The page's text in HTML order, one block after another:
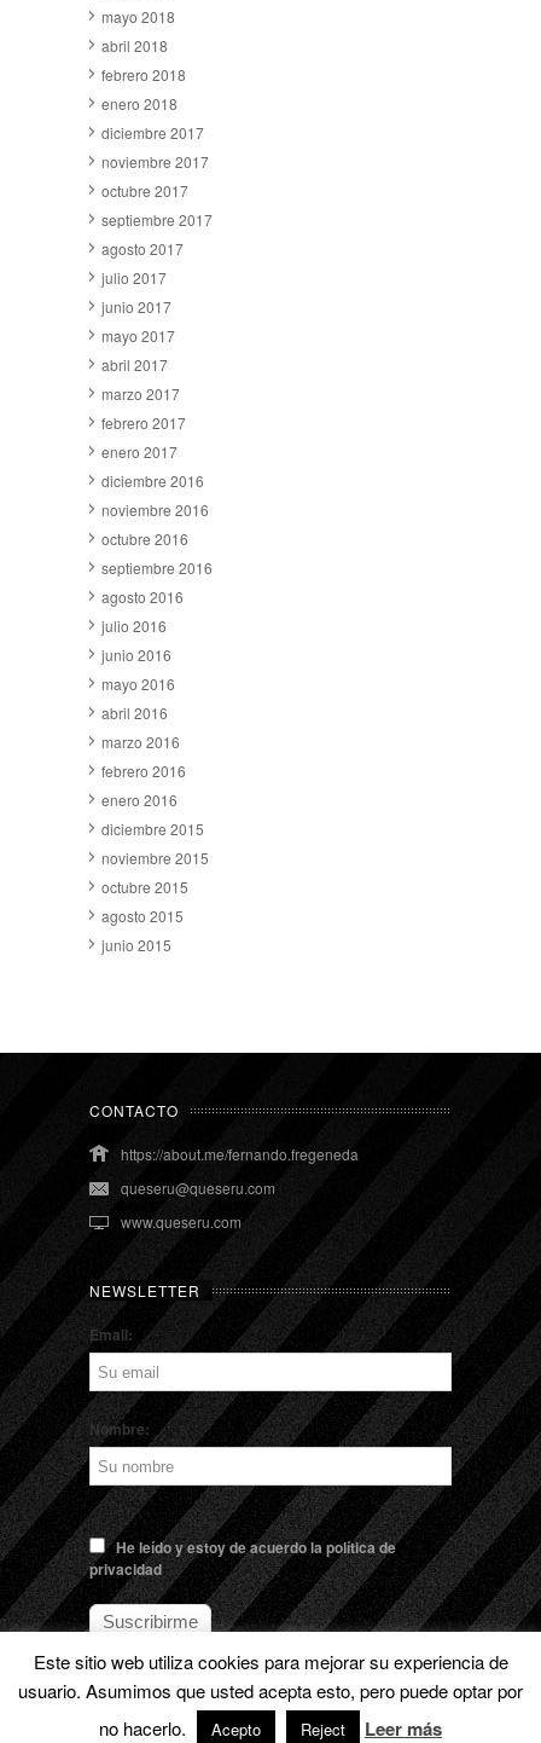
mayo 2018
abril 2018
febrero 2018
enero 2018
diciembre 2017
noviembre 2017
octubre 2017
septiembre 2017
agosto 2017
julio 2017
junio 2017
mayo 2017
abril 2017
marzo 2017
febrero 2017
enero 2017
diciembre 2016
noviembre 2016
octubre 2016
septiembre 2016
agosto 2016
julio 2016
junio 2016
mayo 2016
abril 2016
marzo 2016
febrero 2016
enero 2016
diciembre 2015
noviembre 2015
octubre 2015
agosto 2015
junio 2015
CONTACTO
https://about.me/fernando.fregeneda
queseru@queseru.com
www.queseru.com
NEWSLETTER
Email:
Nombre:
He leído y estoy de acuerdo la política de
privacidad
© EL QUESERU. Cheese Man |Aviso legal
Este sitio web utiliza cookies para mejorar su experiencia de
usuario. Asumimos que usted acepta esto, pero puede optar por
no hacerlo.
Acepto Reject Leer más